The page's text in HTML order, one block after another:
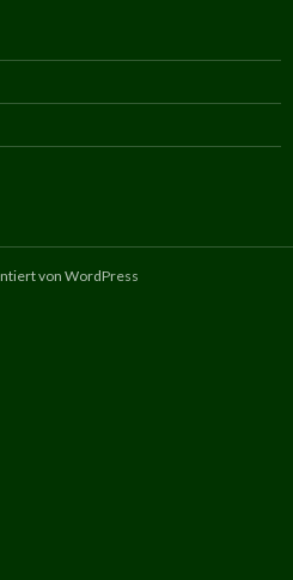
von WordPress